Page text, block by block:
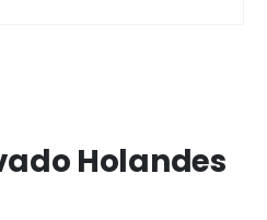
Holandes